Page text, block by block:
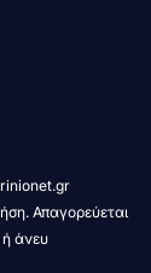
Απαγορεύεται
ή άνευ